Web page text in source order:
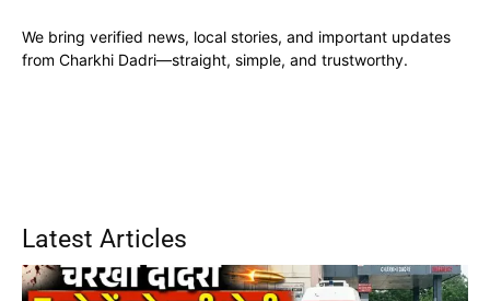
We bring verified news, local stories, and important updates
from Charkhi Dadri—straight, simple, and trustworthy.
Latest Articles